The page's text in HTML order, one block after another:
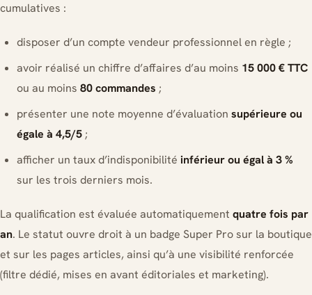
cumulatives :
disposer d’un compte vendeur professionnel en règle ;
avoir réalisé un chiffre d’affaires d’au moins 15 000 € TTC
ou au moins 80 commandes ;
présenter une note moyenne d’évaluation supérieure ou
égale à 4,5/5 ;
afficher un taux d’indisponibilité inférieur ou égal à 3 %
sur les trois derniers mois.
La qualification est évaluée automatiquement quatre fois par
an. Le statut ouvre droit à un badge Super Pro sur la boutique
et sur les pages articles, ainsi qu’à une visibilité renforcée
(filtre dédié, mises en avant éditoriales et marketing).